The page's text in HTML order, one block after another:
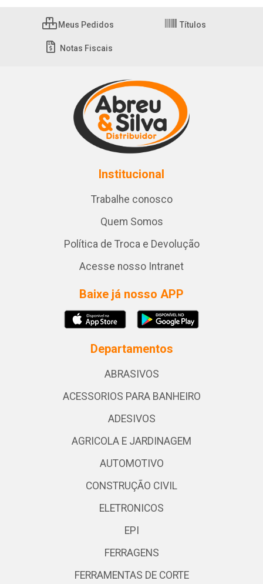
Meus Pedidos Títulos
Notas Fiscais
Institucional
Trabalhe conosco
Quem Somos
Política de Troca e Devolução
Acesse nosso Intranet
Baixe já nosso APP
Departamentos
ABRASIVOS
ACESSORIOS PARA BANHEIRO
ADESIVOS
AGRICOLA E JARDINAGEM
AUTOMOTIVO
CONSTRUÇÃO CIVIL
ELETRONICOS
EPI
FERRAGENS
FERRAMENTAS DE CORTE